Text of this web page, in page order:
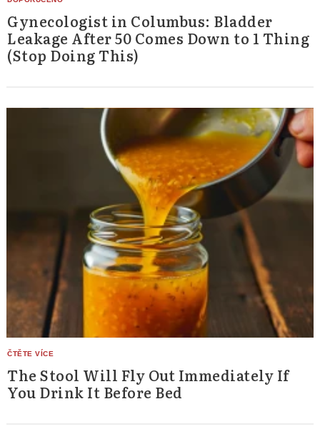
Gynecologist in Columbus: Bladder
Leakage After 50 Comes Down to 1 Thing
(Stop Doing This)
The Stool Will Fly Out Immediately If
You Drink It Before Bed